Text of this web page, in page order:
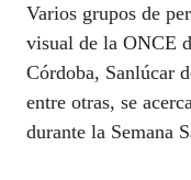
Varios grupos de
visual de la ONCE
Córdoba, Sanlúcar
entre otras, se
durante la Semana